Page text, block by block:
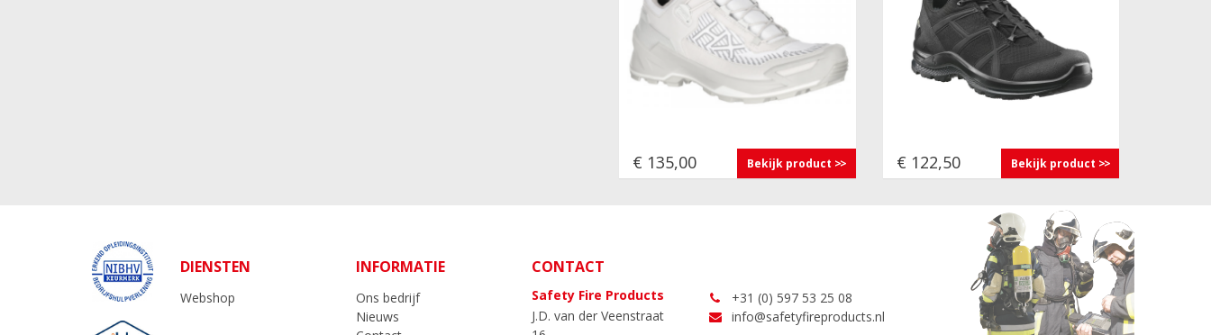
€ 135,00 Bekijk product € 122,50 Bekijk product
DIENSTEN
Webshop
INFORMATIE
Ons bedrijf
Nieuws
CONTACT
Safety Fire Products
J.D. van der Veenstraat
+31 (0) 597 53 25 08
info@safetyfireproducts.nl